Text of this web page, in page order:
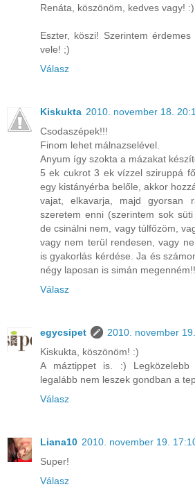
Renáta, köszönöm, kedves vagy! :)
Eszter, köszi! Szerintem
vele! ;)
Válasz
Kiskukta 2010. november 18.
Csodaszépek!!!
Finom lehet málnazselével.
Anyum így szokta a mázakat
5 ek cukrot 3 ek vízzel sziruppá
egy kistányérba belőle, akkor
vajat, elkavarja, majd gyorsan
szeretem enni (szerintem sok
de csinálni nem, vagy túlfőzöm,
vagy nem terül rendesen, vagy
is gyakorlás kérdése. Ja és
négy laposan is simán
Válasz
egycsipet
2010. november
Kiskukta, köszönöm! :)
A máztippet is. :) Legközelebb
legalább nem leszek gondban a
Válasz
Liana10 2010. november 19.
Super!
Válasz